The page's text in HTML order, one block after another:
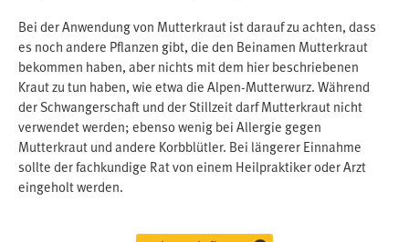
Bei der Anwendung von Mutterkraut ist darauf zu achten, dass
es noch andere Pflanzen gibt, die den Beinamen Mutterkraut
bekommen haben, aber nichts mit dem hier beschriebenen
Kraut zu tun haben, wie etwa die Alpen-Mutterwurz. Während
der Schwangerschaft und der Stillzeit darf Mutterkraut nicht
verwendet werden; ebenso wenig bei Allergie gegen
Mutterkraut und andere Korbblütler. Bei längerer Einnahme
sollte der fachkundige Rat von einem Heilpraktiker oder Arzt
eingeholt werden.